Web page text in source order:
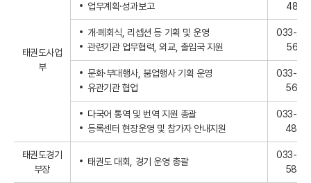
태권도사업
부
업무계획·성과보고
4817
개·폐회식, 리셉션 등 기획 및 운영
관련기관 업무협력, 외교, 출입국 지원
033-
5619
문화·부대행사, 붐업행사 기획 운영
유관기관 협업
033-
5683
다국어 통역 및 번역 지원 총괄
등록센터 현장운영 및 참가자 안내지원
033-
4876
태권도경기
부장
태권도 대회, 경기 운영 총괄
033-
5870